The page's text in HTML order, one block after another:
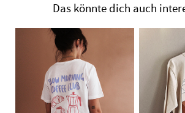
Das könnte dich auch